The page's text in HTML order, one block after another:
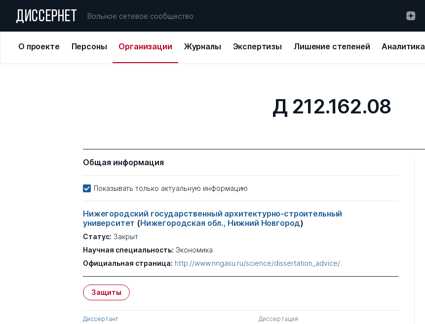
ДИССЕРНЕТ Вольное сетевое сообщество
О проекте Персоны Организации Журналы Экспертизы Лишение степеней Аналитика
Д 212.162.08
Общая информация
Показывать только актуальную информацию
Нижегородский государственный архитектурно-строительный
университет (Нижегородская обл., Нижний Новгород)
Статус: Закрыт
Научная специальность: Экономика
Официальная страница: http://www.nngasu.ru/science/dissertation_advice/
Защиты
Диссертант Диссертация